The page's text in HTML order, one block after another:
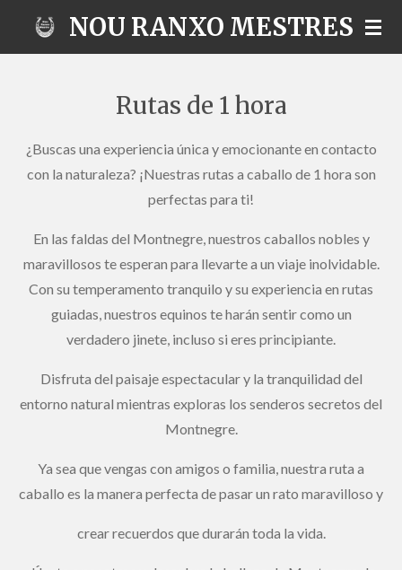
NOU RANXO MESTRES
Rutas de 1 hora
¿Buscas una experiencia única y emocionante en contacto
con la naturaleza? ¡Nuestras rutas a caballo de 1 hora son
perfectas para ti!
En las faldas del Montnegre, nuestros caballos nobles y
maravillosos te esperan para llevarte a un viaje inolvidable.
Con su temperamento tranquilo y su experiencia en rutas
guiadas, nuestros equinos te harán sentir como un
verdadero jinete, incluso si eres principiante.
Disfruta del paisaje espectacular y la tranquilidad del
entorno natural mientras exploras los senderos secretos del
Montnegre.
Ya sea que vengas con amigos o familia, nuestra ruta a
caballo es la manera perfecta de pasar un rato maravilloso y
crear recuerdos que durarán toda la vida.